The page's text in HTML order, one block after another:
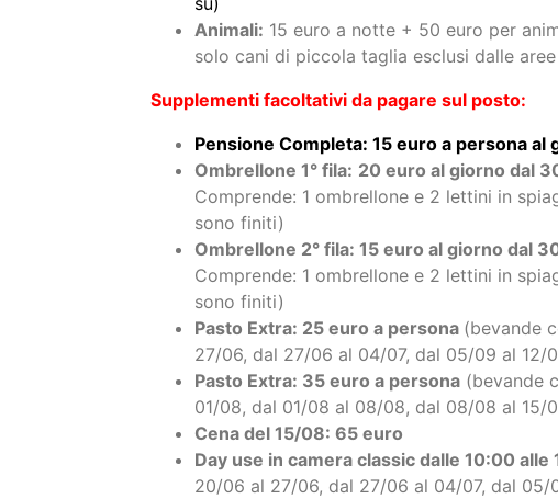
menù del giorno sono compresi. Il
culla.
Tessera Club obbligatoria dal 30/05 al
Comprende: utilizzo di 1 ombrellone e 2
su)
Animali:15 euro a notte + 50 euro per
solo cani di piccola taglia esclusi dalle
Supplementi facoltativi da pagare sul posto:
Pensione Completa: 15 euro a persona al
Ombrellone 1° fila:
Comprende: 1 ombrellone e 2 lettini in
sono finiti)
Ombrellone 2° fila: 15 euro al giorno dal
Comprende: 1 ombrellone e 2 lettini in
sono finiti)
Pasto Extra: 25 euro a persona (bevande